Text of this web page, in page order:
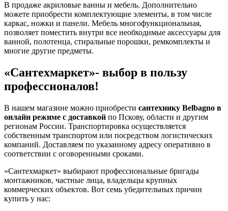
В продаже акриловые ванны и мебель. Дополнительно
можете приобрести комплектующие элементы, в том числе
каркас, ножки и панели. Мебель многофункциональная,
позволяет поместить внутри все необходимые аксессуары для
ванной, полотенца, стиральные порошки, ремкомплекты и
многие другие предметы.
«Сантехмаркет»- выбор в пользу
профессионалов!
В нашем магазине можно приобрести сантехнику Belbagno в
онлайн режиме с доставкой по Пскову, области и другим
регионам России. Транспортировка осуществляется
собственным транспортом или посредством логистических
компаний. Доставляем по указанному адресу оперативно в
соответствии с оговоренными сроками.
«Сантехмаркет» выбирают профессиональные бригады
монтажников, частные лица, владельцы крупных
коммерческих объектов. Вот семь убедительных причин
купить у нас: